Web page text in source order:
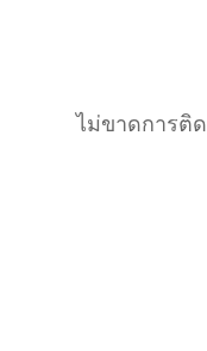
ไม่ขาดการติ